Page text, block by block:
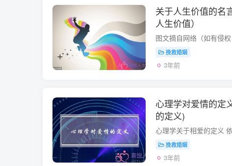
关于人生价值的名
人生价值）
挽救婚姻
3年前
心理学对爱情的定
的定义)
挽救婚姻
3年前